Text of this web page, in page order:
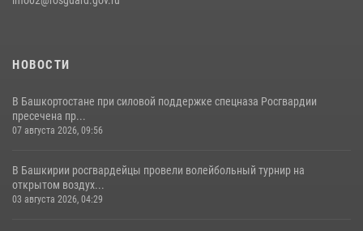
НОВОСТИ
В Башкортостане при силовой поддержке спецназа Росгвардии
пресечена пр...
07 августа 2026, 09:56
В Башкирии росгвардейцы провели волейбольный турнир на
открытом воздух...
03 августа 2026, 04:29